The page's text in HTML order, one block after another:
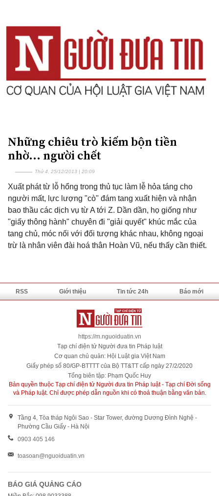
Những chiêu trò kiếm bộn tiền
nhờ... người chết
Thứ 4, 25/12/2013 | 20:09
Xuất phát từ lỗ hổng trong thủ tục làm lễ hỏa táng cho
người mất, lực lượng "cò" đám tang xuất hiện và nhận
bao thầu các dịch vụ từ A tới Z. Dần dần, họ giống như
"giấy thông hành" chuyên đi "giải quyết" khúc mắc của
tang chủ, móc nối với đối tượng khác nhau, không ngoại
trừ là nhân viên đài hoá thân Hoàn Vũ, nếu thấy cần thiết.
RSS Giới thiệu Tin tức 24h Báo mới
https://m.nguoiduatin.vn
Tạp chí điện tử Người đưa tin Pháp luật
Cơ quan chủ quản: Hội Luật gia Việt Nam
Giấy phép số 80/GP-BTTTT của Bộ TT&TT cấp ngày 27/2/2020
Tổng biên tập: Phạm Quốc Huy
Bản quyền thuộc Tạp chí điện tử Người đưa tin Pháp luật - Tạp chí Đời sống
và Pháp luật. Chỉ được phép dẫn nguồn khi có thoả thuận bằng văn bản.
Tầng 4, Tòa tháp Ngôi Sao - Star Tower, đường Dương Đình Nghệ -
Phường Cầu Giấy - Hà Nội
0903 405 146
toasoan@nguoiduatin.vn
BÁO GIÁ QUẢNG CÁO